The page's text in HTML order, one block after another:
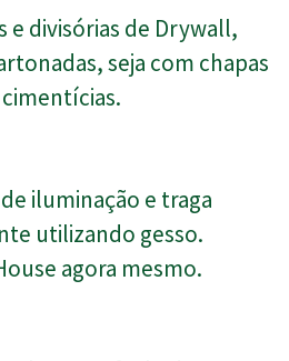
e divisórias de Drywall,
seja com chapas
iluminação e traga
utilizando gesso.
agora mesmo.